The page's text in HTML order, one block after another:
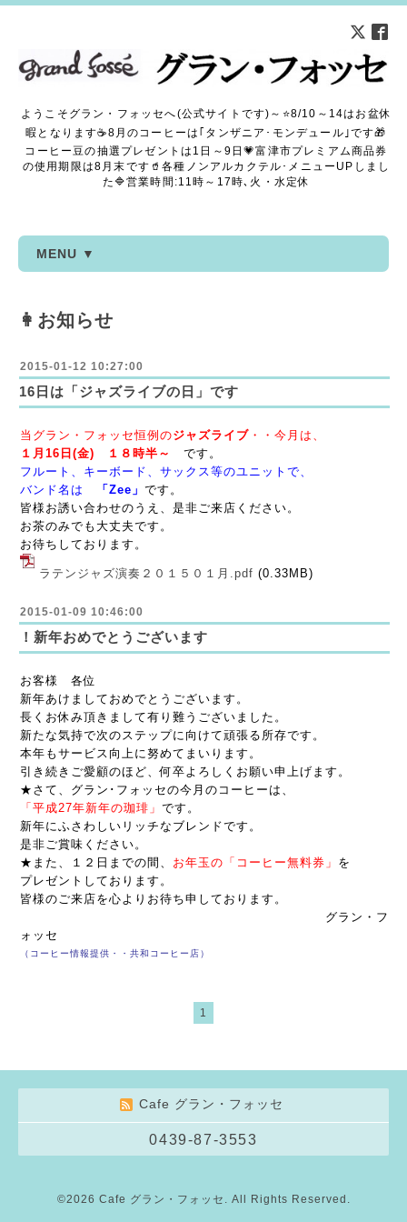
ようこそグラン・フォッセへ(公式サイトです)～⭐8/10～14はお盆休
暇となります☕8月のコーヒーは｢タンザニア･モンデュール｣です🎁
コーヒー豆の抽選プレゼントは1日～9日💗富津市プレミアム商品券
の使用期限は8月末です🥤各種ノンアルカクテル･メニューUPしまし
た🔷営業時間:11時～17時､火・水定休
MENU ▼
👩お知らせ
2015-01-12 10:27:00
16日は「ジャズライブの日」です
当グラン・フォッセ恒例のジャズライブ ・・今月は、
１月16日(金) １８時半～
です。
フルート、キーボード、サックス等のユニットで、
バンド名は
「Zee」 です。
皆様お誘い合わせのうえ、是非ご来店ください。
お茶のみでも大丈夫です。
お待ちしております。
ラテンジャズ演奏２０１５０１月.pdf (0.33MB)
2015-01-09 10:46:00
！新年おめでとうございます
お客様 各位
新年あけましておめでとうございます。
長くお休み頂きまして有り難うございました。
新たな気持で次のステップに向けて頑張る所存です。
本年もサービス向上に努めてまいります。
引き続きご愛顧のほど、何卒よろしくお願い申上げます。
★さて、グラン･フォッセの今月のコーヒーは、
「平成27年新年の珈琲」 です。
新年にふさわしいリッチなブレンドです。
是非ご賞味ください。
★また、１２日までの間、 お年玉の「コーヒー無料券」 を
プレゼント しております。
皆様のご来店を心よりお待ち申しております。
グラン・フ
ォッセ
（コーヒー情報提供・・共和コーヒー店）
1
Cafe グラン・フォッセ
0439-87-3553
©2026 Cafe グラン・フォッセ . All Rights Reserved.